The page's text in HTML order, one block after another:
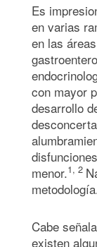
Es
en varias
en las
con mayor
desarrollo
menor.1, 2
Cabe
existen